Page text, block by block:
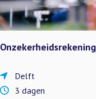
Onzekerheidsrekening
Delft
3 dagen